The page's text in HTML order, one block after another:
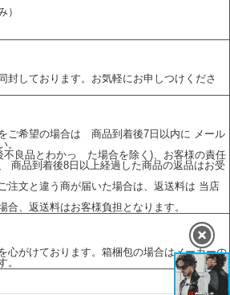
）
封しております。お気軽にお申しつけくださ
ご希望の場合は 商品到着後7日以内に メール
。
良品とわかっ た場合を除く)、お客様の責任
商品到着後8日以上経過した商品の返品はお受
注文と違う商が届いた場合は、返送料は 当店
、返送料はお客様負担となります。
心がけております。箱梱包の場合はメーカーの
。